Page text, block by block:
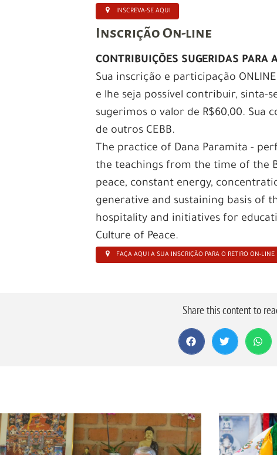
INSCREVA-SE AQUI
Inscrição On-line
CONTRIBUIÇÕES SUGERIDAS PARA
Sua inscrição e participação
e lhe seja possível contribuir, sinta-
sugerimos o valor de R$60,00. Sua
de outros CEBB.
The practice of Dana Paramita -
the teachings from the time of the
peace, constant energy,
generative and sustaining basis of
hospitality and initiatives for
Culture of Peace.
FAÇA AQUI A SUA INSCRIÇÃO PARA O RETIRO ON-LINE
Share this content to